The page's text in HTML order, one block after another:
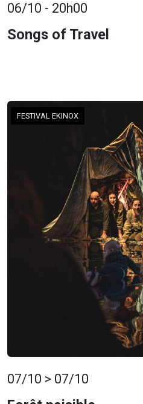
06/10 - 20h00
Songs of Travel
FESTIVAL EKINOX
07/10 > 07/10